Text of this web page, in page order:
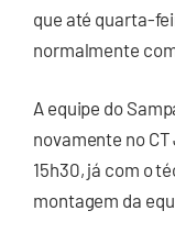
que até quarta-
normalmente
A equipe do
novamente no
15h30, já com o
montagem da